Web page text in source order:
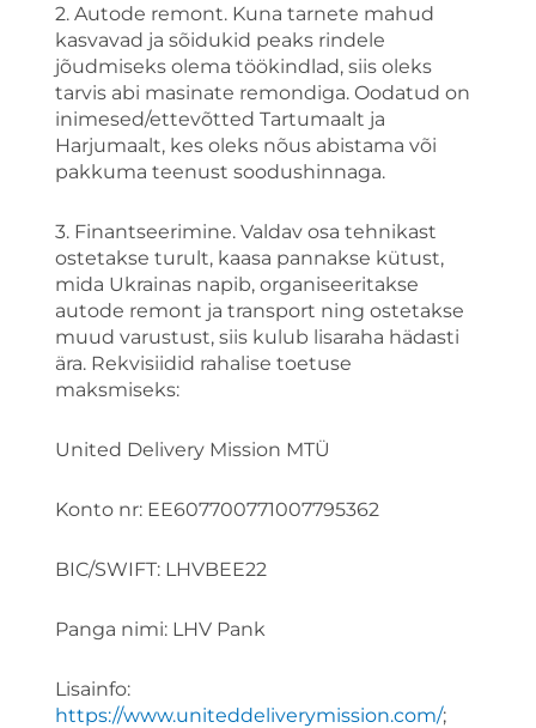
2. Autode remont. Kuna tarnete mahud
kasvavad ja sõidukid peaks rindele
jõudmiseks olema töökindlad, siis oleks
tarvis abi masinate remondiga. Oodatud on
inimesed/ettevõtted Tartumaalt ja
Harjumaalt, kes oleks nõus abistama või
pakkuma teenust soodushinnaga.
3. Finantseerimine. Valdav osa tehnikast
ostetakse turult, kaasa pannakse kütust,
mida Ukrainas napib, organiseeritakse
autode remont ja transport ning ostetakse
muud varustust, siis kulub lisaraha hädasti
ära. Rekvisiidid rahalise toetuse
maksmiseks:
United Delivery Mission MTÜ
Konto nr: EE607700771007795362
BIC/SWIFT: LHVBEE22
Panga nimi: LHV Pank
Lisainfo:
https://www.uniteddeliverymission.com/;